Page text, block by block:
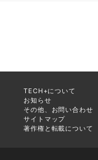
TECH+について
お知らせ
その他、お問い合わせ
サイトマップ
著作権と転載について